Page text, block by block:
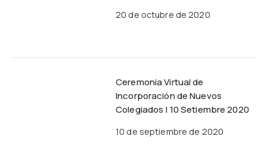
20 de octubre de 2020
Ceremonia Virtual de
Incorporación de Nuevos
Colegiados | 10 Setiembre 2020
10 de septiembre de 2020